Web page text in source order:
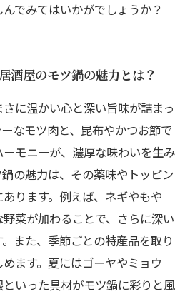
でみてはいかがでしょうか？
酒屋のモツ鍋の魅力とは？
に温かい心と深い旨味が詰まっ
なモツ肉と、昆布やかつお節で
モニーが、濃厚な味わいを生み
の魅力は、その薬味やトッピン
ります。例えば、ネギやもや
菜が加わることで、さらに深い
また、季節ごとの特産品を取り
ます。夏にはゴーヤやミョウ
いった具材がモツ鍋に彩りと風